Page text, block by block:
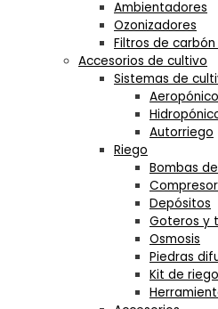
Ambientadores
Ozonizadores
Filtros de
Accesorios de cultivo
Sistemas de
Aeropónico
Autorriego
Riego
Bombas
Depósitos
Goteros y
Osmosis
Piedras
Kit de riego